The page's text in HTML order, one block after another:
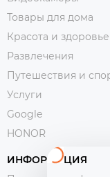
Товары для дома
Красота и здоровье
Развлечения
Путешествия и
Услуги
Google
HONOR
ИНФОРМАЦИЯ